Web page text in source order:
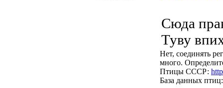
Сюда
Туву
Нет, соединять
много.
Птицы СССР:
База данных